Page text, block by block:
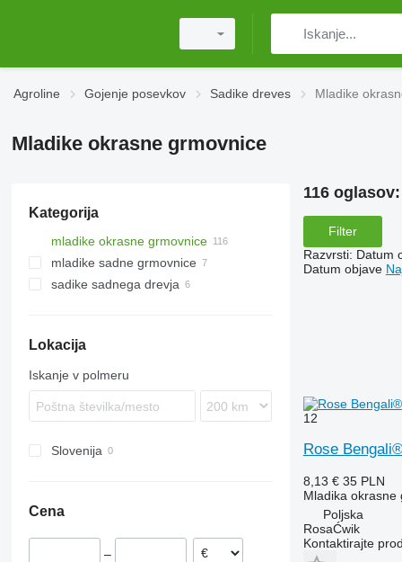
Agroline Gojenje posevkov Sadike dreves Mladike
Mladike okrasne grmovnice
Kategorija
mladike okrasne grmovnice
mladike sadne grmovnice
sadike sadnega drevja
Lokacija
Iskanje v polmeru
Slovenija
Cena
–
116 oglasov:
Filter
Razvrsti: Datum
Datum objave
12
Rose
8,13 € 35 PLN
Mladika okrasne
Poljska
RosaĆwik
Kontaktirajte